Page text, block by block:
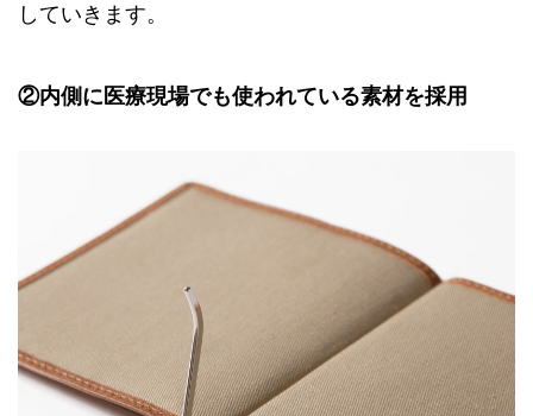
していきます。
②内側に医療現場でも使われている素材を採用